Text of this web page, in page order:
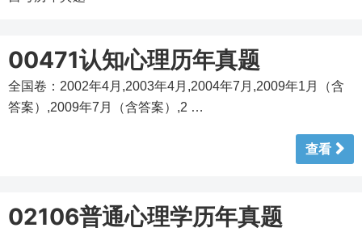
00471认知心理历年真题
全国卷：2002年4月,2003年4月,2004年7月,2009年1月（含
答案）,2009年7月（含答案）,2 …
查看
02106普通心理学历年真题